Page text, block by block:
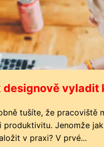
designově vyladit
tušíte, že pracoviště
produktivitu. Jenomže
v praxi? V prvé...